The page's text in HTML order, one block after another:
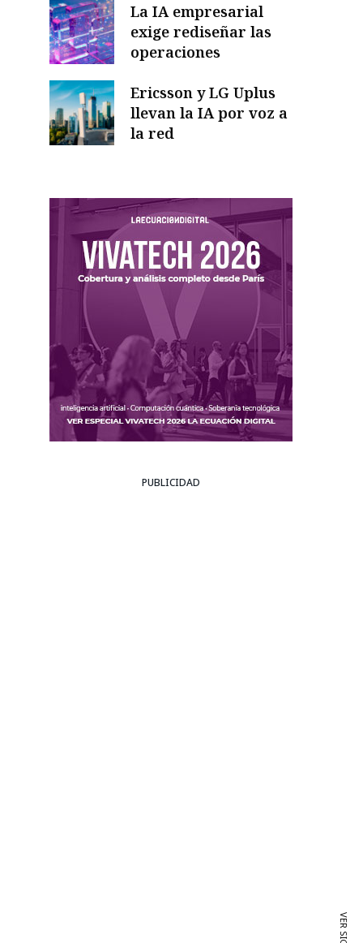
La IA empresarial
exige rediseñar las
operaciones
Ericsson y LG Uplus
llevan la IA por voz a
la red
PUBLICIDAD